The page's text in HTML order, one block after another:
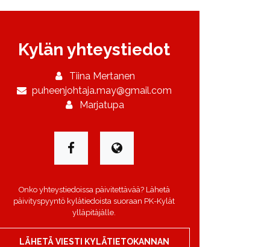
Kylän yhteystiedot
Tiina Mertanen
puheenjohtaja.may@gmail.com
Marjatupa
Onko yhteystiedoissa päivitettävää? Lähetä
päivityspyyntö kylätiedoista suoraan PK-Kylät
ylläpitäjälle.
LÄHETÄ VIESTI KYLÄTIETOKANNAN